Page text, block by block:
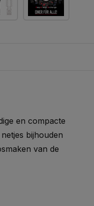
en compacte
bijhouden
van de